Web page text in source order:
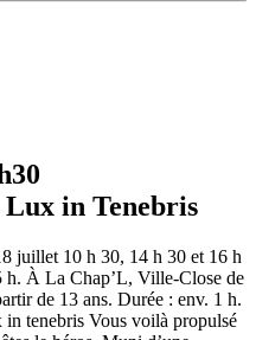
in Tenebris
juillet 10 h 30, 14 h 30 et 16 h
h. À La Chap’L, Ville-Close de
de 13 ans. Durée : env. 1 h.
tenebris Vous voilà propulsé